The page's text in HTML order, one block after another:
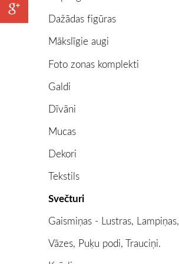
Dažādas figūras
Mākslīgie augi
Foto zonas komplekti
Galdi
Dīvāni
Mucas
Dekori
Tekstils
Svečturi
Gaismiņas - Lustras, Lampiņas,
Vāzes, Puķu podi, Trauciņi.